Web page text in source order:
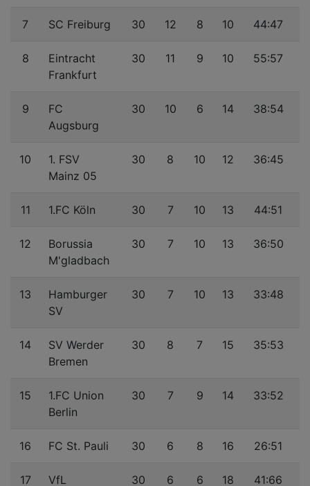
7 SC Freiburg 30 12 8 10 44:47
8
Eintracht
Frankfurt
30 11 9 10 55:57
9
FC
Augsburg
30 10 6 14 38:54
10
1. FSV
Mainz 05
30 8 10 12 36:45
11 1.FC Köln 30 7 10 13 44:51
12
Borussia
M'gladbach
30 7 10 13 36:50
13
Hamburger
SV
30 7 10 13 33:48
14
SV Werder
Bremen
30 8 7 15 35:53
15
1.FC Union
Berlin
30 7 9 14 33:52
16 FC St. Pauli 30 6 8 16 26:51
17 VfL 30 6 6 18 41:66